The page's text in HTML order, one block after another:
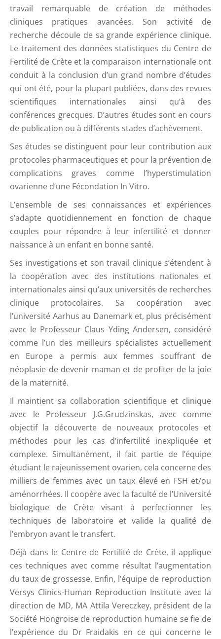
travail remarquable de création de méthodes
cliniques pratiques avancées. Son activité de
recherche découle de sa grande expérience clinique.
Le traitement des données statistiques du Centre de
Fertilité de Crète et la comparaison internationale ont
conduit à la conclusion d’un grand nombre d’études
qui ont été, pour la plupart publiées, dans des revues
scientifiques internationales ainsi qu’à des
conférences grecques. D’autres études sont en cours
de publication ou à différents stades d’achèvement.
Ses études se distinguent pour leur contribution aux
protocoles pharmaceutiques et pour la prévention de
complications graves comme l’hyperstimulation
ovarienne d’une Fécondation In Vitro.
L’ensemble de ses connaissances et expériences
s’adapte quotidiennement en fonction de chaque
couples pour répondre à leur infertilité et donner
naissance à un enfant en bonne santé.
Ses investigations et son travail clinique s’étendent à
la coopération avec des institutions nationales et
internationales ainsi qu’aux universités de recherches
clinique protocolaires. Sa coopération avec
l’université Aarhus au Danemark et, plus précisément
avec le Professeur Claus Yding Andersen, considéré
comme l’un des meilleurs spécialistes actuellement
en Europe a permis aux femmes souffrant de
néoplasie de devenir maman et de profiter de la joie
de la maternité.
Il maintient sa collaboration scientifique et clinique
avec le Professeur J.G.Grudzinskas, avec comme
objectif la découverte de nouveaux protocoles et
méthodes pour les cas d’infertilité inexpliquée et
complexe. Simultanément, il fait partie de l’équipe
étudiant le rajeunissement ovarien, cela concerne des
milliers de femmes avec un taux élevé en FSH et/ou
aménorrhées. Il coopère avec la faculté de l’Université
biologique de Crète visant à perfectionner les
techniques de laboratoire et valide la qualité de
l’embryon avant le transfert.
Déjà dans le Centre de Fertilité de Crète, il applique
ces techniques avec comme résultat l’augmentation
du taux de grossesse. Enfin, l’équipe de reproduction
Versys Clinics-Human Reproduction Institute avec la
direction de MD, MA Attila Vereczkey, président de la
Société Hongroise de reproduction humaine se fie de
l’expérience du Dr Fraidakis en ce qui concerne le